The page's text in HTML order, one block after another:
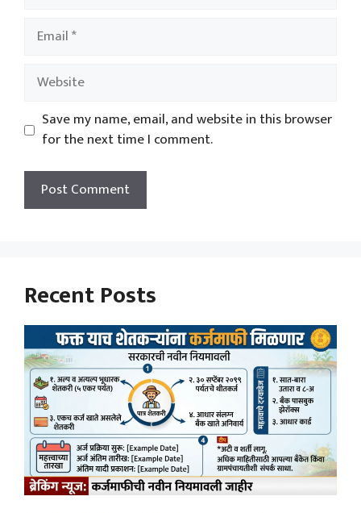
Email
Website
Save my name, email, and website in this browser
for the next time I comment.
Recent Posts